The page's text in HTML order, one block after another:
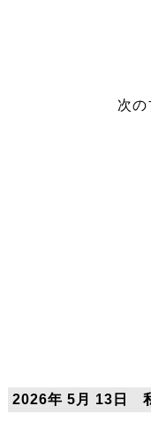
次の
2026年 5月 13日